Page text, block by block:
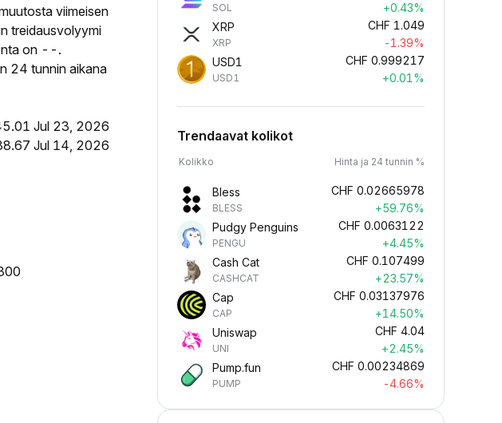
viimeisen
treidausvolyymi
on --.
24 tunnin aikana
Jul 23, 2026
Jul 14, 2026
SOL
+0.43%
XRP
XRP
CHF 1.049
-1.39%
USD1
USD1
CHF 0.999217
+0.01%
Trendaavat kolikot
Kolikko Hinta ja 24 tunnin %
Bless
BLESS
CHF 0.02665978
+59.76%
Pudgy Penguins
PENGU
CHF 0.0063122
+4.45%
Cash Cat
CASHCAT
CHF 0.107499
+23.57%
Cap
CAP
CHF 0.03137976
+14.50%
Uniswap
UNI
CHF 4.04
+2.45%
Pump.fun
PUMP
CHF 0.00234869
-4.66%